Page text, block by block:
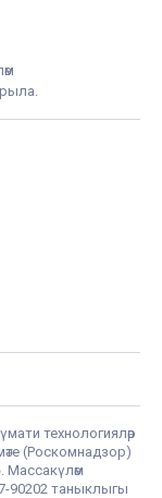
технологияләр
(Роскомнадзор)
Массакүләм
90202 таныклыгы